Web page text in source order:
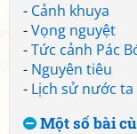
- Cảnh khuya
-Vọng nguyệt
-Tức cảnh Pác
- Nguyên tiêu
- Lịch sử nước ta
Một số bài